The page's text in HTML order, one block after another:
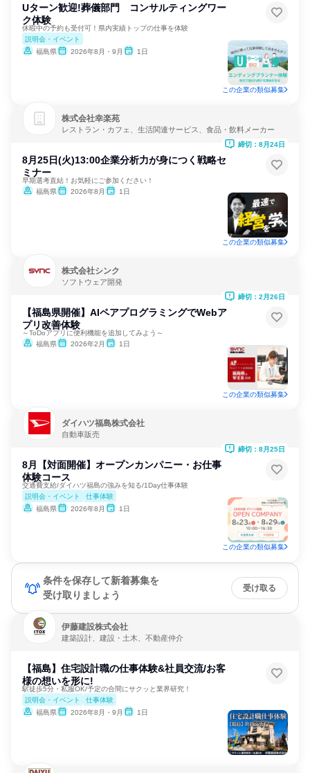
Uターン歓迎!葬儀部門 コンサルティングワー
ク体験
休暇中の予約も受付可！県内実績トップの仕事を体験
説明会・イベント
福島県
2026年8月・9月 1日
この企業の類似募集
株式会社幸楽苑
レストラン・カフェ、生活関連サービス、食品・飲料メーカー
8月25日(火)13:00企業分析力が身につく戦略セ
ミナー
早期選考直結！お気軽にご参加ください！
福島県
2026年8月 1日
締切：8月24日
この企業の類似募集
株式会社シンク
ソフトウェア開発
【福島県開催】AIペアプログラミングでWebア
プリ改善体験
～ToDoアプリに便利機能を追加してみよう～
福島県
2026年2月 1日
締切：2月26日
この企業の類似募集
ダイハツ福島株式会社
自動車販売
8月【対面開催】オープンカンパニー・お仕事
体験コース
交通費支給/ダイハツ福島の強みを知る/1Day仕事体験
説明会・イベント
仕事体験
福島県
2026年8月 1日
締切：8月25日
この企業の類似募集
条件を保存して新着募集を
受け取りましょう
受け取る
伊藤建設株式会社
建築設計、建設・土木、不動産仲介
【福島】住宅設計職の仕事体験&社員交流/お客
様の想いを形に!
駅徒歩5分・私服OK/予定の合間にサクッと業界研究！
説明会・イベント
仕事体験
福島県
2026年8月・9月 1日